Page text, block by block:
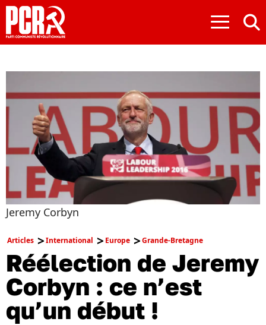
≡
Jeremy Corbyn
Articles International Europe Grande-Bretagne
Réélection de Jeremy
Corbyn : ce n’est
qu’un début !